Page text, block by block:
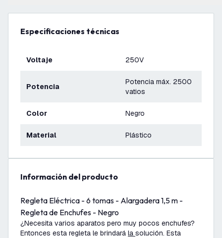
Especificaciones técnicas
Voltaje 250V
Potencia
Potencia máx. 2500
vatios
Color Negro
Material Plástico
información del producto
Regleta Eléctrica - 6 tomas - Alargadera 1,5 m -
Regleta de Enchufes - Negro
¿Necesita varios aparatos pero muy pocos enchufes?
Entonces esta regleta le brindará la solución. Esta